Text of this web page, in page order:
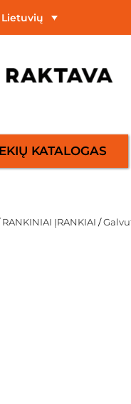
Lietuvių
KATALOGAS
RANKINIAI ĮRANKIAI /